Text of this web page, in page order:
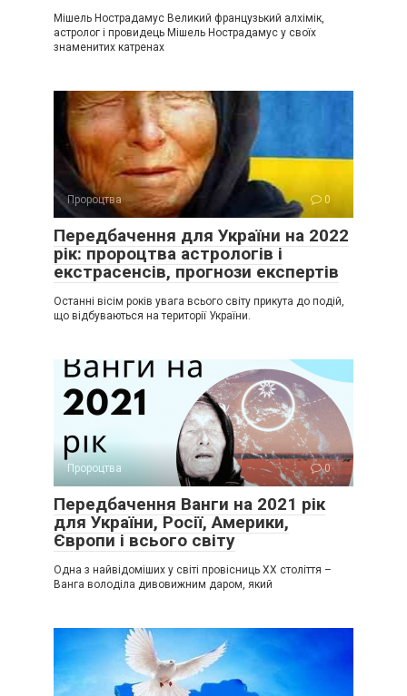
Мішель Нострадамус Великий французький алхімік,
астролог і провидець Мішель Нострадамус у своїх
знаменитих катренах
Пророцтва 0
Передбачення для України на 2022
рік: пророцтва астрологів і
екстрасенсів, прогнози експертів
Останні вісім років увага всього світу прикута до подій,
що відбуваються на території України.
Пророцтва 0
Передбачення Ванги на 2021 рік
для України, Росії, Америки,
Європи і всього світу
Одна з найвідоміших у світі провісниць XX століття –
Ванга володіла дивовижним даром, який